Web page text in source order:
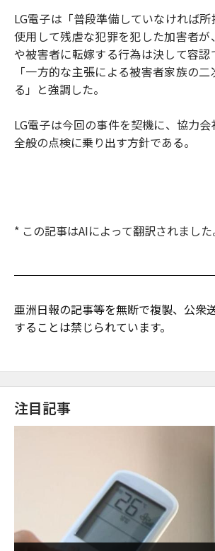
LG電子は「普段準備していなければ
使用して残虐な犯罪を犯した加害者が
や被害者に転嫁する行為は決して容認
「一方的な主張による被害者家族の
る」と強調した。
LG電子は今回の事件を契機に、協力
全般の点検に乗り出す方針である。
* この記事はAIによって翻訳されました
亜洲日報の記事等を無断で複製、公衆
することは禁じられています。
注目記事